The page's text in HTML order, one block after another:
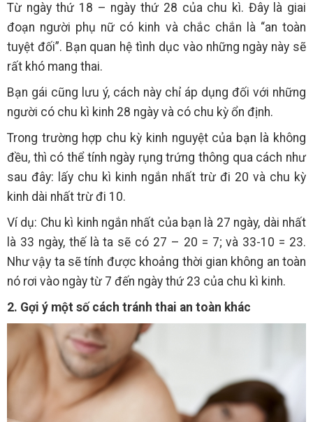
Từ ngày thứ 18 – ngày thứ 28 của chu kì. Đây là giai
đoạn người phụ nữ có kinh và chắc chắn là “an toàn
tuyệt đối”. Bạn quan hệ tình dục vào những ngày này sẽ
rất khó mang thai.
Bạn gái cũng lưu ý, cách này chỉ áp dụng đối với những
người có chu kì kinh 28 ngày và có chu kỳ ổn định.
Trong trường hợp chu kỳ kinh nguyệt của bạn là không
đều, thì có thể tính ngày rụng trứng thông qua cách như
sau đây: lấy chu kì kinh ngắn nhất trừ đi 20 và chu kỳ
kinh dài nhất trừ đi 10.
Ví dụ: Chu kì kinh ngắn nhất của bạn là 27 ngày, dài nhất
là 33 ngày, thế là ta sẽ có 27 – 20 = 7; và 33-10 = 23.
Như vậy ta sẽ tính được khoảng thời gian không an toàn
nó rơi vào ngày từ 7 đến ngày thứ 23 của chu kì kinh.
2. Gợi ý một số cách tránh thai an toàn khác